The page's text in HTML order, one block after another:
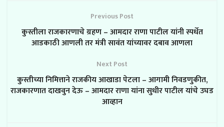
Previous Post
कुस्तीला राजकारणाचे ग्रहण – आमदार राणा पाटील यांनी स्पर्धेत
आडकाठी आणली तर मंत्री सावंत यांच्यावर दबाव आणला
Next Post
कुस्तीच्या निमित्ताने राजकीय आखाडा पेटला – आगामी निवडणुकीत,
राजकारणात दाखवुन देऊ – आमदार राणा यांना सुधीर पाटील यांचे उघड
आव्हान